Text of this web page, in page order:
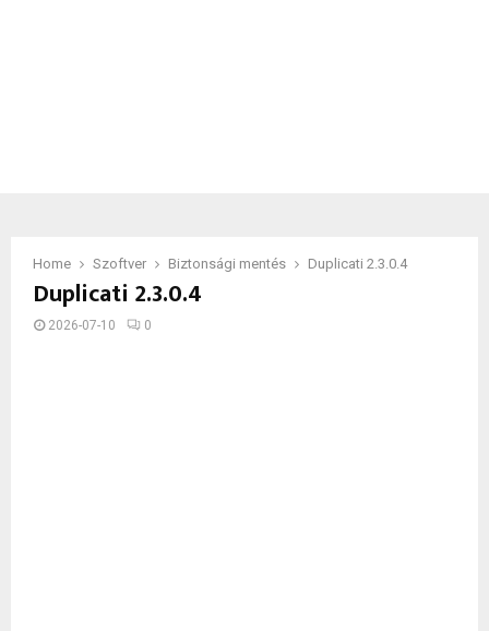
Home Szoftver Biztonsági mentés Duplicati 2.3.0.4
Duplicati 2.3.0.4
2026-07-10 0